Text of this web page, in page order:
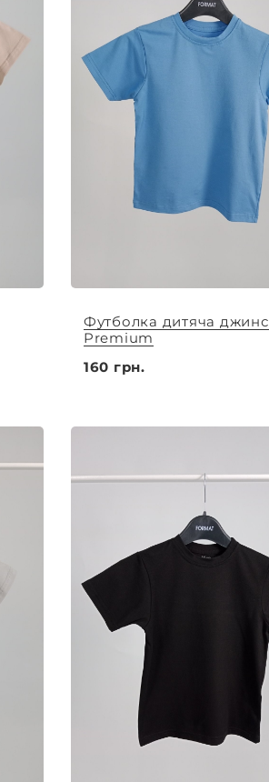
Футболка дитяча джинс
Premium
160 грн.